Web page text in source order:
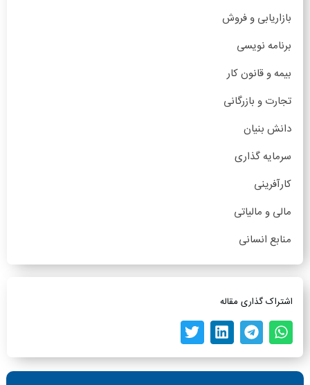
بازاریابی و فروش
برنامه نویسی
بیمه و قانون کار
تجارت و بازرگانی
دانش بنیان
سرمایه گذاری
کارآفرینی
مالی و مالیاتی
منابع انسانی
اشتراک گذاری مقاله